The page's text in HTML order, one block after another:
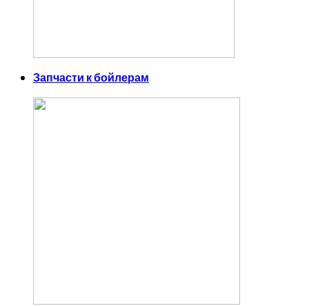
Запчасти к бойлерам